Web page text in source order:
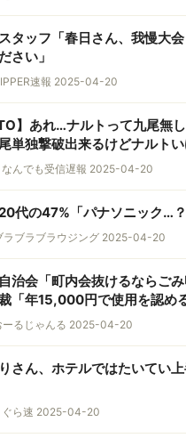
タッフ「春日さん、我慢大
さい」
速報 2025-04-20
】あれ…ナルトって九尾無
単独撃破出来るけどナルト
なんでも受信遅報 2025-04-20
20代の47%「パナソニック…？
ラブラブラウジング 2025-04-20
自治会「町内会抜けるならご
「年15,000円で使用を認め
家のため町内会費は年22,000
ーるじゃんる 2025-04-20
さん、ホテルではたいてい
ぐら速 2025-04-20